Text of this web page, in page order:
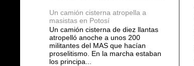
Un camión cisterna atropella a
masistas en Potosí
Un camión cisterna de diez llantas
atropelló anoche a unos 200
militantes del MAS que hacían
proselitismo. En la marcha estaban
los principa...